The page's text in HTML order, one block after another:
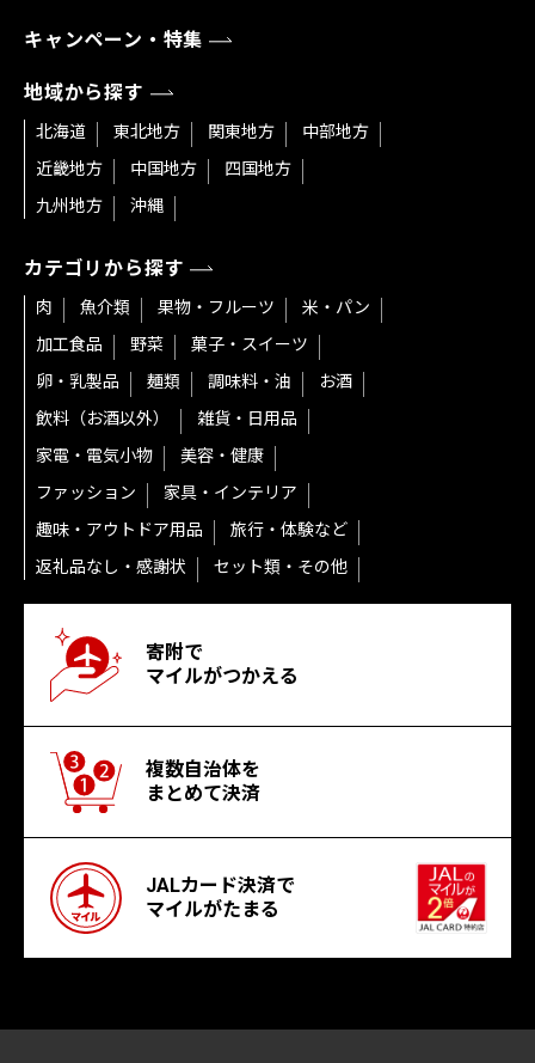
キャンペーン・特集
地域から探す
北海道 東北地方 関東地方
中部地方
近畿地方
中国地方
四国地方
九州地方
沖縄
カテゴリから探す
肉 魚介類 果物・フルーツ
米・パン
加工食品
野菜
菓子・スイーツ
卵・乳製品
麺類 調味料・油
お酒
飲料（お酒以外）
雑貨・日用品
家電・電気小物
美容・健康
ファッション
家具・インテリア
趣味・アウトドア用品
旅行・体験など
返礼品なし・感謝状
セット類・その他
寄附で
マイルがつかえる
複数自治体を
まとめて決済
JALカード決済で
マイルがたまる